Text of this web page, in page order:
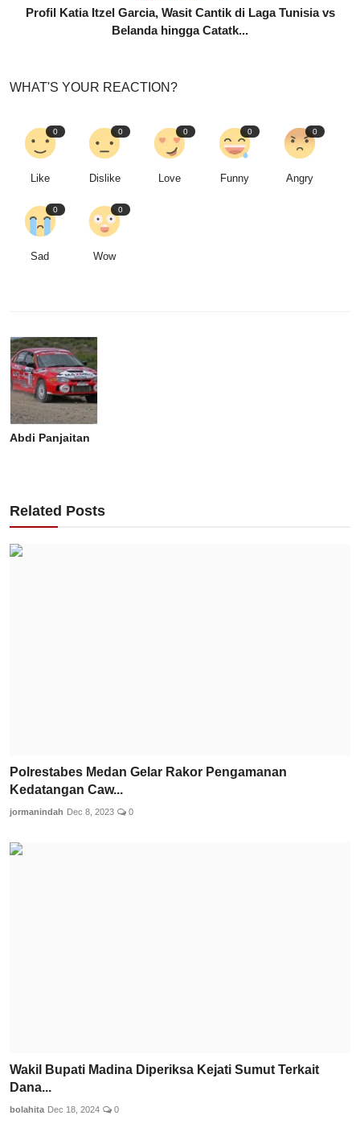
Profil Katia Itzel Garcia, Wasit Cantik di Laga Tunisia vs
Belanda hingga Catatk...
WHAT'S YOUR REACTION?
0
Like
0
Dislike
0
Love
0
Funny
0
Angry
0
Sad
0
Wow
Abdi Panjaitan
Related Posts
Polrestabes Medan Gelar Rakor Pengamanan
Kedatangan Caw...
jormanindah Dec 8, 2023 0
Wakil Bupati Madina Diperiksa Kejati Sumut Terkait
Dana...
bolahita Dec 18, 2024 0